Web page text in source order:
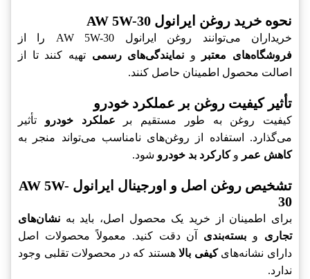
نحوه خرید روغن ایرانول AW 5W-30
خریداران می‌توانند روغن ایرانول AW 5W-30 را از
فروشگاه‌های معتبر
و نمایندگی‌های رسمی تهیه کنند تا از
اصالت محصول اطمینان حاصل کنند.
تأثیر کیفیت روغن بر عملکرد خودرو
کیفیت روغن به طور مستقیم بر عملکرد خودرو تأثیر
می‌گذارد. استفاده از روغن‌های نامناسب می‌تواند منجر به
کاهش عمر وکارکرد بد خودرو شود.
تشخیص روغن اصل و اورجینال ایرانول AW 5W-
30
برای اطمینان از خرید یک محصول اصل، باید به نشان‌های
تجاری و بسته‌بندی آن دقت کنید. معمولاً محصولات اصل
دارای نشانه‌هایکیفی بالاهستند که در محصولات تقلبی وجود
ندارد.